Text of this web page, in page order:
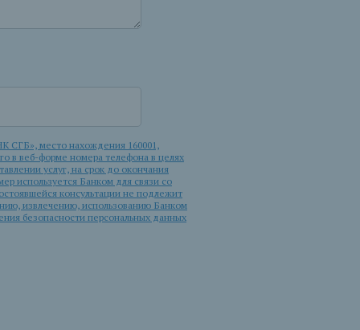
место нахождения 160001,
в веб-форме номера телефона в целях
услуг, на срок до окончания
используется Банком для связи со
консультации не подлежит
извлечению, использованию Банком
безопасности персональных данных